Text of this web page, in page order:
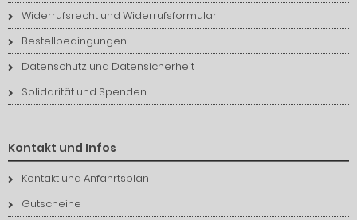
Widerrufsrecht und Widerrufsformular
Bestellbedingungen
Datenschutz und Datensicherheit
Solidarität und Spenden
Kontakt und Infos
Kontakt und Anfahrtsplan
Gutscheine